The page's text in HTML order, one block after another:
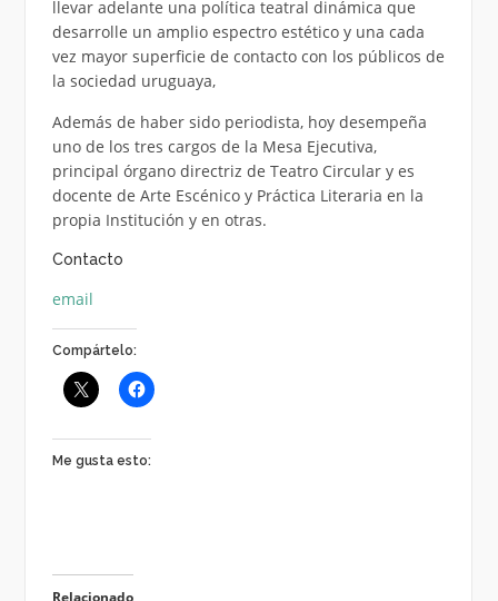
llevar adelante una política teatral dinámica que
desarrolle un amplio espectro estético y una cada
vez mayor superficie de contacto con los públicos de
la sociedad uruguaya,
Además de haber sido periodista, hoy desempeña
uno de los tres cargos de la Mesa Ejecutiva,
principal órgano directriz de Teatro Circular y es
docente de Arte Escénico y Práctica Literaria en la
propia Institución y en otras.
Contacto
email
Compártelo:
Me gusta esto:
Relacionado